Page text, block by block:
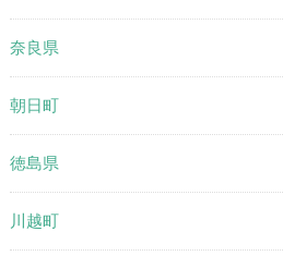
奈良県
朝日町
徳島県
川越町